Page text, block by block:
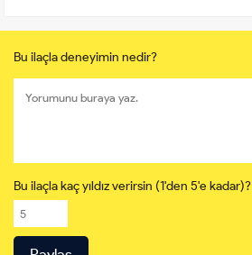
Bu ilaçla deneyimin nedir?
Bu ilaçla kaç yıldız verirsin (1'den 5'e kadar)?